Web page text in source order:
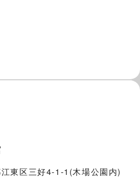
東区三好4-1-1(木場公園内)